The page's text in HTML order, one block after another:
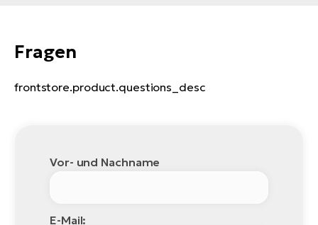
Fragen
frontstore.product.questions_desc
Vor- und Nachname
E-Mail: